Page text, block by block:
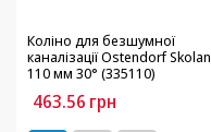
Коліно для безшумної
каналізації Ostendorf Skolan
110 мм 30° (335110)
463.56 грн